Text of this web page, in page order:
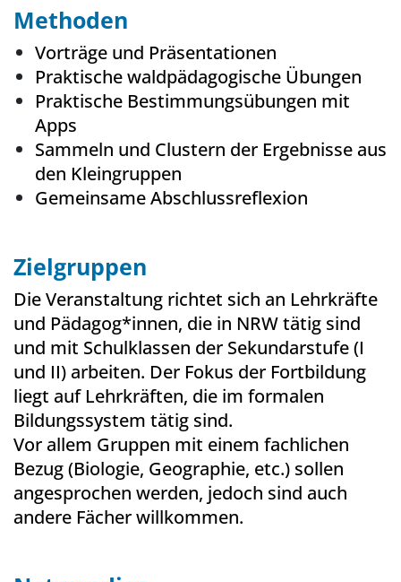
Methoden
Vorträge und Präsentationen
Praktische waldpädagogische Übungen
Praktische Bestimmungsübungen mit
Apps
Sammeln und Clustern der Ergebnisse aus
den Kleingruppen
Gemeinsame Abschlussreflexion
Zielgruppen
Die Veranstaltung richtet sich an Lehrkräfte
und Pädagog*innen, die in NRW tätig sind
und mit Schulklassen der Sekundarstufe (I
und II) arbeiten. Der Fokus der Fortbildung
liegt auf Lehrkräften, die im formalen
Bildungssystem tätig sind.
Vor allem Gruppen mit einem fachlichen
Bezug (Biologie, Geographie, etc.) sollen
angesprochen werden, jedoch sind auch
andere Fächer willkommen.